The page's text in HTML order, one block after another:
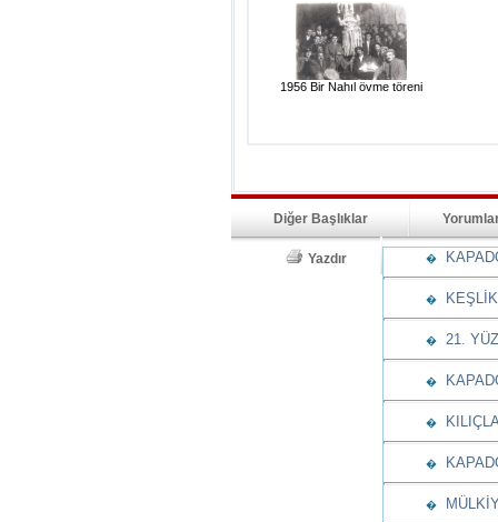
1956 Bir Nahıl övme töreni
Diğer Başlıklar
Yazdır �
�
� 21.
�
�
�
�